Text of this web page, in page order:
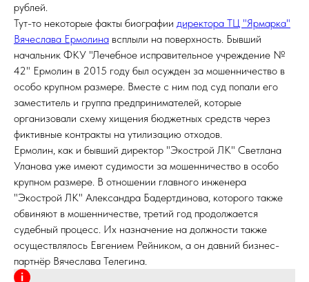
рублей.
Тут-то некоторые факты биографии директора ТЦ "Ярмарка"
Вячеслава Ермолина всплыли на поверхность. Бывший
начальник ФКУ "Лечебное исправительное учреждение №
42" Ермолин в 2015 году был осужден за мошенничество в
особо крупном размере. Вместе с ним под суд попали его
заместитель и группа предпринимателей, которые
организовали схему хищения бюджетных средств через
фиктивные контракты на утилизацию отходов.
Ермолин, как и бывший директор "Экострой ЛК" Светлана
Уланова уже имеют судимости за мошенничество в особо
крупном размере. В отношении главного инженера
"Экострой ЛК" Александра Бадертдинова, которого также
обвиняют в мошенничестве, третий год продолжается
судебный процесс. Их назначение на должности также
осуществлялось Евгением Рейником, а он давний бизнес-
партнёр Вячеслава Телегина.